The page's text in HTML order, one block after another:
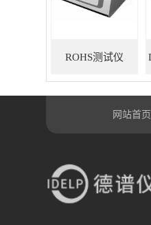
ROHS测试仪
网站首页